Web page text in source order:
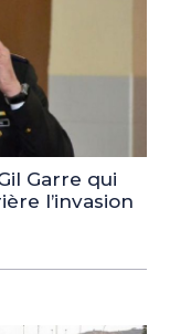
Garre qui
l’invasion